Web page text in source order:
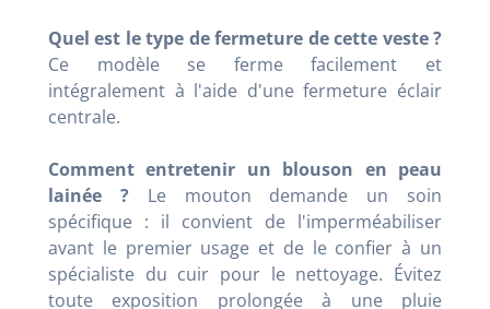
Quel est le type de fermeture de cette veste ?
Ce modèle se ferme facilement et
intégralement à l'aide d'une fermeture éclair
centrale.
Comment entretenir un blouson en peau
lainée ?Le mouton demande un soin
spécifique : il convient de l'imperméabiliser
avant le premier usage et de le confier à un
spécialiste du cuir pour le nettoyage. Évitez
toute exposition prolongée à une pluie